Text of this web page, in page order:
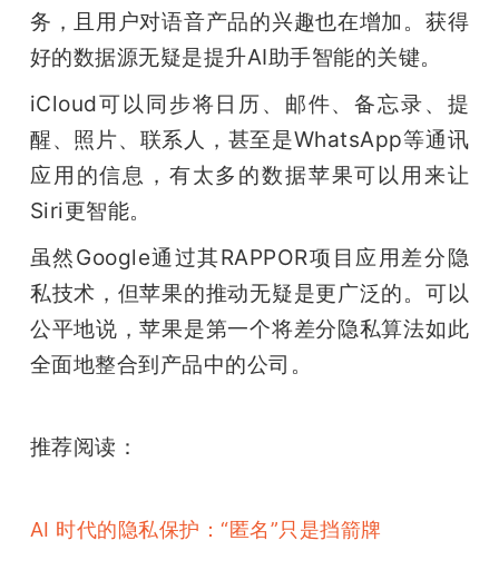
务，且用户对语音产品的兴趣也在增加。获得
好的数据源无疑是提升AI助手智能的关键。
iCloud可以同步将日历、邮件、备忘录、提
醒、照片、联系人，甚至是WhatsApp等通讯
应用的信息，有太多的数据苹果可以用来让
Siri更智能。
虽然Google通过其RAPPOR项目应用差分隐
私技术，但苹果的推动无疑是更广泛的。可以
公平地说，苹果是第一个将差分隐私算法如此
全面地整合到产品中的公司。
推荐阅读：
AI 时代的隐私保护：“匿名”只是挡箭牌